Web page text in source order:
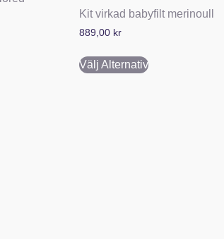
Kit virkad babyfilt merinoull
889,00 kr
Välj Alternativ